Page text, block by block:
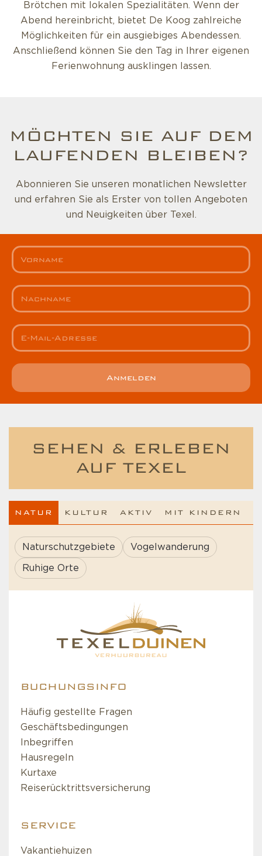
Brötchen mit lokalen Spezialitäten. Wenn der
Abend hereinbricht, bietet De Koog zahlreiche
Möglichkeiten für ein ausgiebiges Abendessen.
Anschließend können Sie den Tag in Ihrer eigenen
Ferienwohnung ausklingen lassen.
MÖCHTEN SIE AUF DEM
LAUFENDEN BLEIBEN?
Abonnieren Sie unseren monatlichen Newsletter
und erfahren Sie als Erster von tollen Angeboten
und Neuigkeiten über Texel.
Anmelden
SEHEN & ERLEBEN
AUF TEXEL
NATUR KULTUR AKTIV MIT KINDERN
Naturschutzgebiete Vogelwanderung
Ruhige Orte
BUCHUNGSINFO
Häufig gestellte Fragen
Geschäftsbedingungen
Inbegriffen
Hausregeln
Kurtaxe
Reiserücktrittsversicherung
SERVICE
Vakantiehuizen